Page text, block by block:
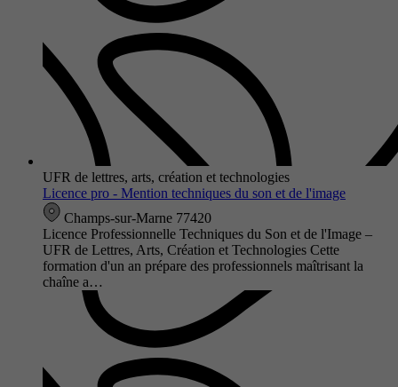
UFR de lettres, arts, création et technologies
Licence pro - Mention techniques du son et de l'image
Champs-sur-Marne 77420
Licence Professionnelle Techniques du Son et de l'Image –
UFR de Lettres, Arts, Création et Technologies Cette
formation d'un an prépare des professionnels maîtrisant la
chaîne a…